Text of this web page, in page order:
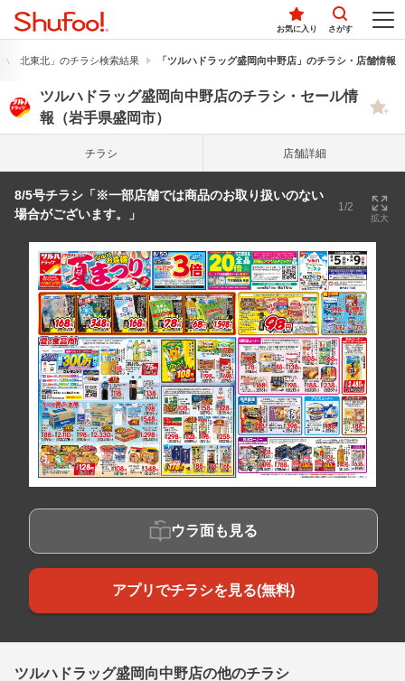
お気に入り さがす
北東北」のチラシ検索結果 「ツルハドラッグ盛岡向中野店」のチラシ・店舗情報
ツルハドラッグ盛岡向中野店のチラシ・セール情
報（岩手県盛岡市）
チラシ 店舗詳細
8/5号チラシ「※一部店舗では商品のお取り扱いのない
場合がございます。」
1/2
拡大
ウラ面も見る
アプリでチラシを見る(無料)
ツルハドラッグ盛岡向中野店の他のチラシ